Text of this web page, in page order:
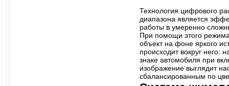
Технология цифрового
диапазона является
работы в умеренно
При помощи этого
объект на фоне яркого
происходит вокруг
знаке автомобиля при
изображение выглядит
сбалансированным по